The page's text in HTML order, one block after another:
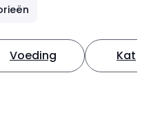
Voeding Kat